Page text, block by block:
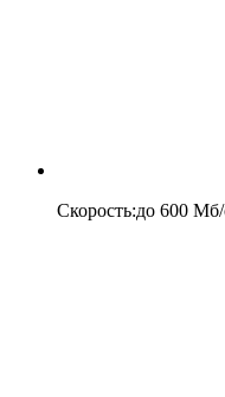
Скорость:до 600 Мб/